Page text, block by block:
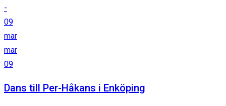
-
09
mar
mar
09
Dans till Per-Håkans i Enköping